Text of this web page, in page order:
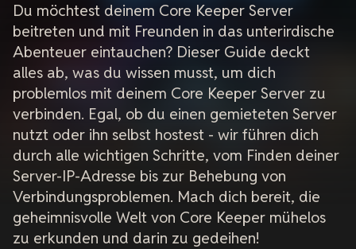
Du möchtest deinem Core Keeper Server
beitreten und mit Freunden in das unterirdische
Abenteuer eintauchen? Dieser Guide deckt
alles ab, was du wissen musst, um dich
problemlos mit deinem Core Keeper Server zu
verbinden. Egal, ob du einen gemieteten Server
nutzt oder ihn selbst hostest - wir führen dich
durch alle wichtigen Schritte, vom Finden deiner
Server-IP-Adresse bis zur Behebung von
Verbindungsproblemen. Mach dich bereit, die
geheimnisvolle Welt von Core Keeper mühelos
zu erkunden und darin zu gedeihen!